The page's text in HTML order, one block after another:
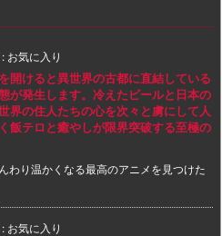
: お気に入り
開けると異世界の古都に直結している
が発生します。冷えたビールと日本の
界の住人たちの心を次々と虜にして人
飯テロと癒やしが限界突破する至極の
わり温かくなる最高のアニメを見つけた
: お気に入り